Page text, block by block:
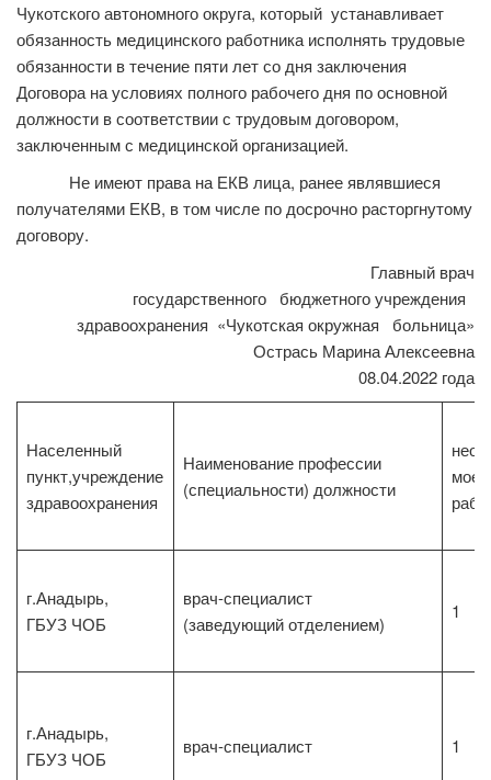
Чукотского автономного округа, который устанавливает
обязанность медицинского работника исполнять трудовые
обязанности в течение пяти лет со дня заключения
Договора на условиях полного рабочего дня по основной
должности в соответствии с трудовым договором,
заключенным с медицинской организацией.
Не имеют права на ЕКВ лица, ранее являвшиеся
получателями ЕКВ, в том числе по досрочно расторгнутому
договору.
Главный врач
государственного бюджетного учреждения
здравоохранения «Чукотская окружная больница»
Острась Марина Алексеевна
08.04.2022 года
Населенный
пункт,учреждение
здравоохранения
Наименование профессии
(специальности) должности
мое
г.Анадырь,
ГБУЗ ЧОБ
врач-специалист
(заведующий отделением)
1
г.Анадырь,
ГБУЗ ЧОБ
врач-специалист 1